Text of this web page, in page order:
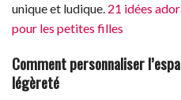
unique et ludique. 21 idées
pour les petites filles
Comment personnaliser
légèreté